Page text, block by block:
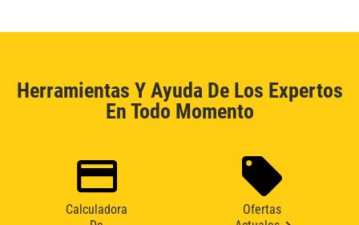
Herramientas Y Ayuda De Los Expertos
En Todo Momento
Calculadora
Ofertas